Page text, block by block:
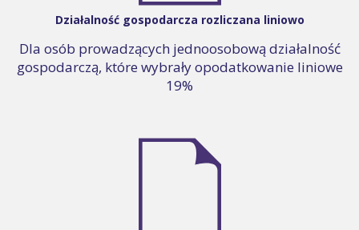
Działalność gospodarcza rozliczana liniowo
Dla osób prowadzących jednoosobową działalność
gospodarczą, które wybrały opodatkowanie liniowe
19%